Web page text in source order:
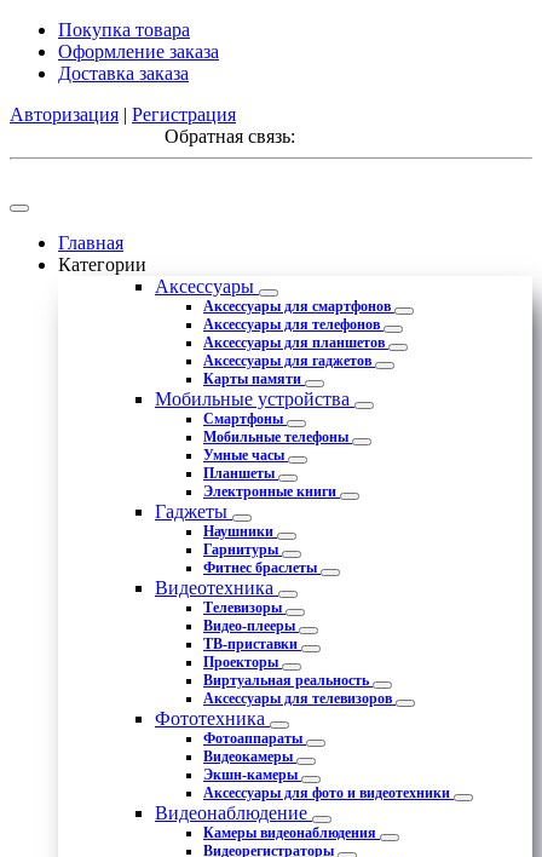
Покупка товара
Оформление заказа
Доставка заказа
Авторизация | Регистрация
Обратная связь:
Главная
Категории
Аксессуары
Аксессуары для смартфонов
Аксессуары для телефонов
Аксессуары для планшетов
Аксессуары для гаджетов
Карты памяти
Мобильные устройства
Смартфоны
Мобильные телефоны
Умные часы
Планшеты
Электронные книги
Гаджеты
Наушники
Гарнитуры
Фитнес браслеты
Видеотехника
Телевизоры
Видео-плееры
ТВ-приставки
Проекторы
Виртуальная реальность
Аксессуары для телевизоров
Фототехника
Фотоаппараты
Видеокамеры
Экшн-камеры
Аксессуары для фото и видеотехники
Видеонаблюдение
Камеры видеонаблюдения
Видеорегистраторы